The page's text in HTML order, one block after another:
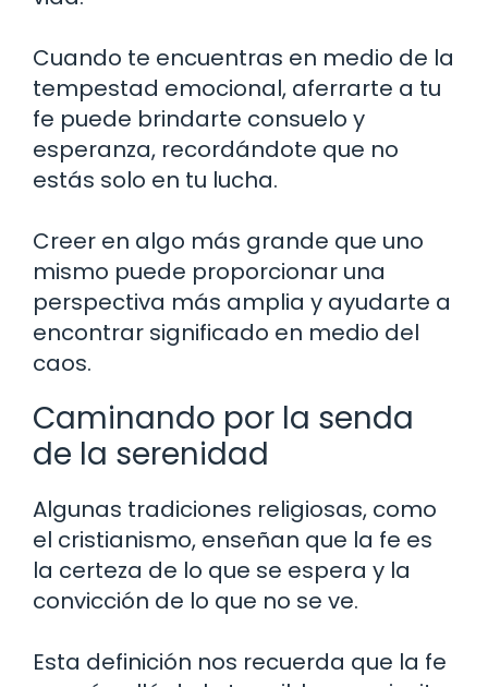
Cuando te encuentras en medio de la
tempestad emocional, aferrarte a tu
fe puede brindarte consuelo y
esperanza, recordándote que no
estás solo en tu lucha.
Creer en algo más grande que uno
mismo puede proporcionar una
perspectiva más amplia y ayudarte a
encontrar significado en medio del
caos.
Caminando por la senda
de la serenidad
Algunas tradiciones religiosas, como
el cristianismo, enseñan que la fe es
la certeza de lo que se espera y la
convicción de lo que no se ve.
Esta definición nos recuerda que la fe